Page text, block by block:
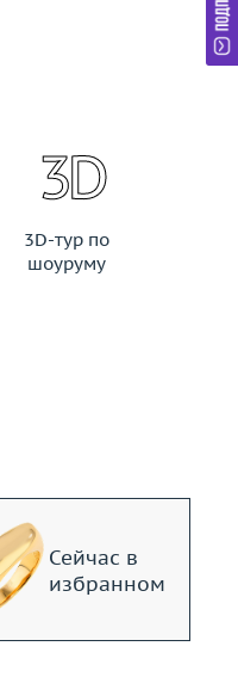
3D-тур по
шоуруму
Сейчас в
избранном